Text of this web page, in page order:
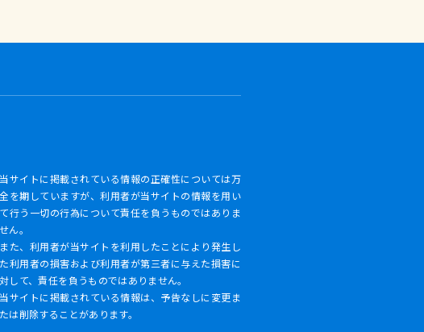
当サイトに掲載されている情報の正確性については万
全を期していますが、利用者が当サイトの情報を用い
て行う一切の行為について責任を負うものではありま
せん。
また、利用者が当サイトを利用したことにより発生し
た利用者の損害および利用者が第三者に与えた損害に
対して、責任を負うものではありません。
当サイトに掲載されている情報は、予告なしに変更ま
たは削除することがあります。